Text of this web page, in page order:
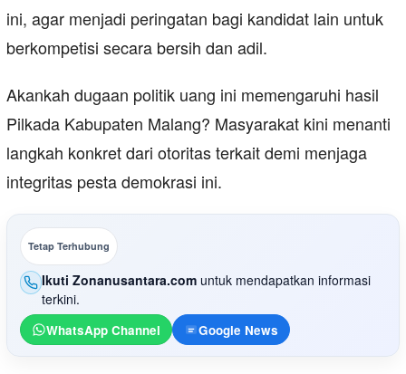
ini, agar menjadi peringatan bagi kandidat lain untuk
berkompetisi secara bersih dan adil.
Akankah dugaan politik uang ini memengaruhi hasil
Pilkada Kabupaten Malang? Masyarakat kini menanti
langkah konkret dari otoritas terkait demi menjaga
integritas pesta demokrasi ini.
Tetap Terhubung
Ikuti Zonanusantara.com untuk mendapatkan informasi
terkini.
WhatsApp Channel Google News